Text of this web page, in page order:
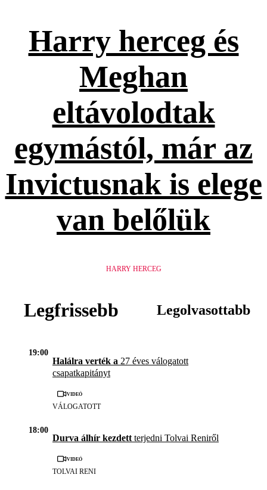
Harry herceg és
Meghan
eltávolodtak
egymástól, már az
Invictusnak is elege
van belőlük
HARRY HERCEG
Legfrissebb Legolvasottabb
19:00
Halálra verték a 27 éves válogatott
csapatkapitányt
Videó
VÁLOGATOTT
18:00
Durva álhír kezdett terjedni Tolvai Reniről
Videó
TOLVAI RENI